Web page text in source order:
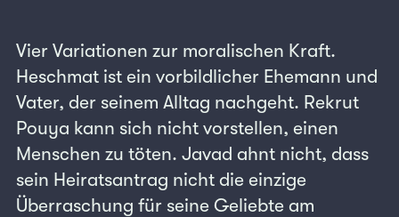
Vier Variationen zur moralischen Kraft.
Heschmat ist ein vorbildlicher Ehemann und
Vater, der seinem Alltag nachgeht. Rekrut
Pouya kann sich nicht vorstellen, einen
Menschen zu töten. Javad ahnt nicht, dass
sein Heiratsantrag nicht die einzige
Überraschung für seine Geliebte am